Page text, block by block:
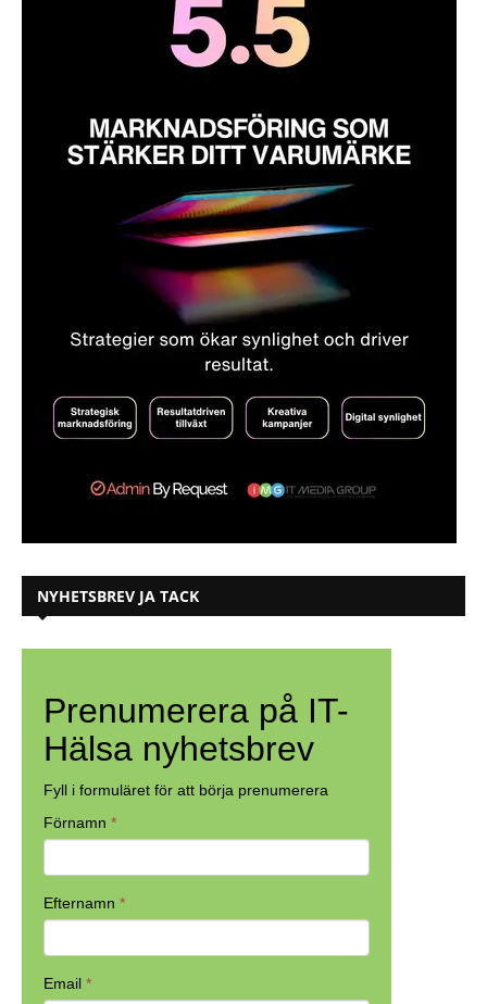
NYHETSBREV JA TACK